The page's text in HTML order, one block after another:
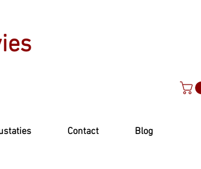
Contact Blog